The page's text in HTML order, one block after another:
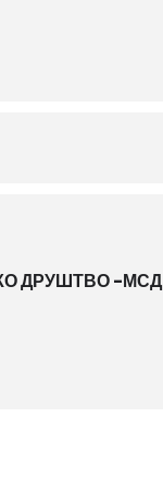
ДРУШТВО -МСД